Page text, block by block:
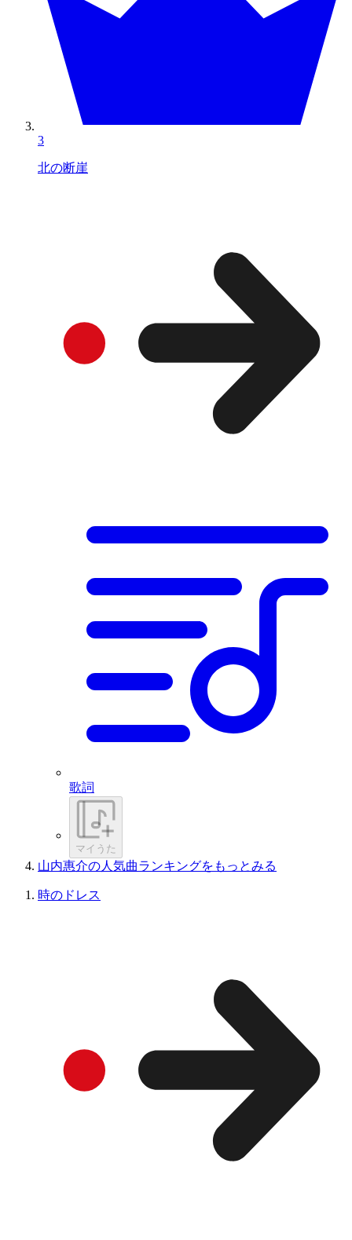
3
北の断崖
歌詞
マイうた
山内惠介の人気曲ランキングをもっとみる
時のドレス